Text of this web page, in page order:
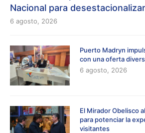
Nacional para
6 agosto, 2026
Puerto Madryn
con una oferta
6 agosto, 2026
El Mirador Obelisco
para potenciar la
visitantes